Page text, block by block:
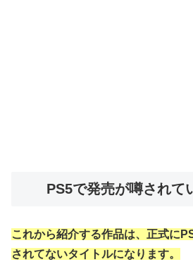
PS5で発売が噂されて
これから紹介する作品は、正式に
されてないタイトルになります。